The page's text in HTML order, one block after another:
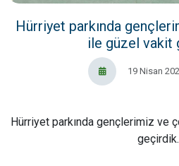
Hürriyet parkında
ile güzel vakit
19 Nisan
Hürriyet parkında gençlerimiz ve
geçirdik.